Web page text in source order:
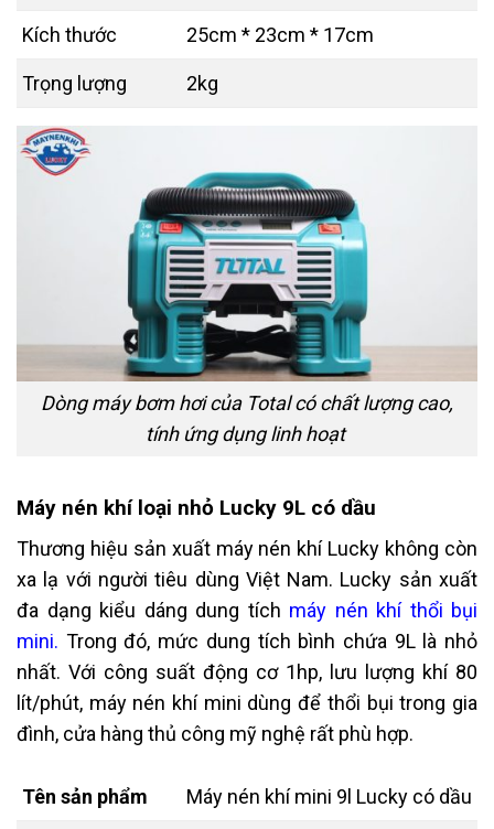
Kích thước 25cm * 23cm * 17cm
Trọng lượng 2kg
Dòng máy bơm hơi của Total có chất lượng cao,
tính ứng dụng linh hoạt
Máy nén khí loại nhỏ Lucky 9L có dầu
Thương hiệu sản xuất máy nén khí Lucky không còn
xa lạ với người tiêu dùng Việt Nam. Lucky sản xuất
đa dạng kiểu dáng dung tích máy nén khí thổi bụi
mini. Trong đó, mức dung tích bình chứa 9L là nhỏ
nhất. Với công suất động cơ 1hp, lưu lượng khí 80
lít/phút, máy nén khí mini dùng để thổi bụi trong gia
đình, cửa hàng thủ công mỹ nghệ rất phù hợp.
Tên sản phẩm Máy nén khí mini 9l Lucky có dầu